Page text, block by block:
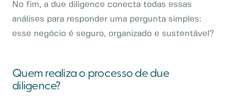
No fim, a due diligence conecta todas essas
análises para responder uma pergunta simples:
esse negócio é seguro, organizado e sustentável?
Quem realiza o processo de due
diligence?